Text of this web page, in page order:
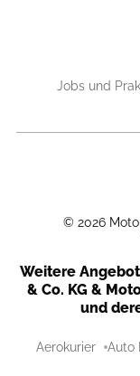
Jobs und
© 2026
Weitere
& Co. KG &
und
Aerokurier Auto